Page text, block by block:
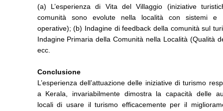
(a) L’esperienza di Vita del Villaggio (iniziative
comunità sono evolute nella località con sistemi e
operative); (b) Indagine di feedback della comunità sul
Indagine Primaria della Comunità nella Località (Qualità
ecc.
Conclusione
L’esperienza dell’attuazione delle iniziative di turismo
a Kerala, invariabilmente dimostra la capacità delle
locali di usare il turismo efficacemente per il